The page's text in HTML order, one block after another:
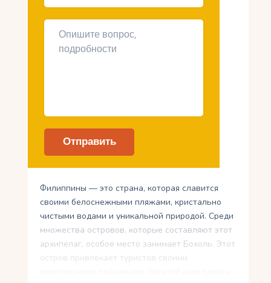
Филиппины — это страна, которая славится
своими белоснежными пляжами, кристально
чистыми водами и уникальной природой. Среди
множества островов, которые составляют этот
архипелаг, особое место занимает Бохоль. Этот
остров привлекает туристов своими